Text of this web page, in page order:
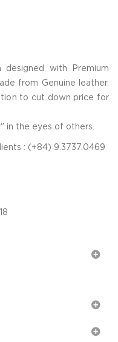
designed with Premium
from Genuine leather.
to cut down price for
in the eyes of others.
: (+84) 9.3737.0469